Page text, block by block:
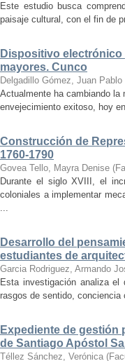
Este estudio busca
paisaje cultural, con el fin de
Dispositivo
mayores. Cunco
Delgadillo Gómez, Juan Pablo
Actualmente ha cambiando
envejecimiento exitoso, hoy
Construcción de
1760-1790
Govea Tello, Mayra Denise (
Durante el siglo XVIII, el
coloniales a implementar
...
Desarrollo del
estudiantes de
Garcia Rodriguez, Armando
Esta investigación analiza
rasgos de sentido, conciencia
Expediente de
de Santiago Apóstol
Téllez Sánchez, Verónica (